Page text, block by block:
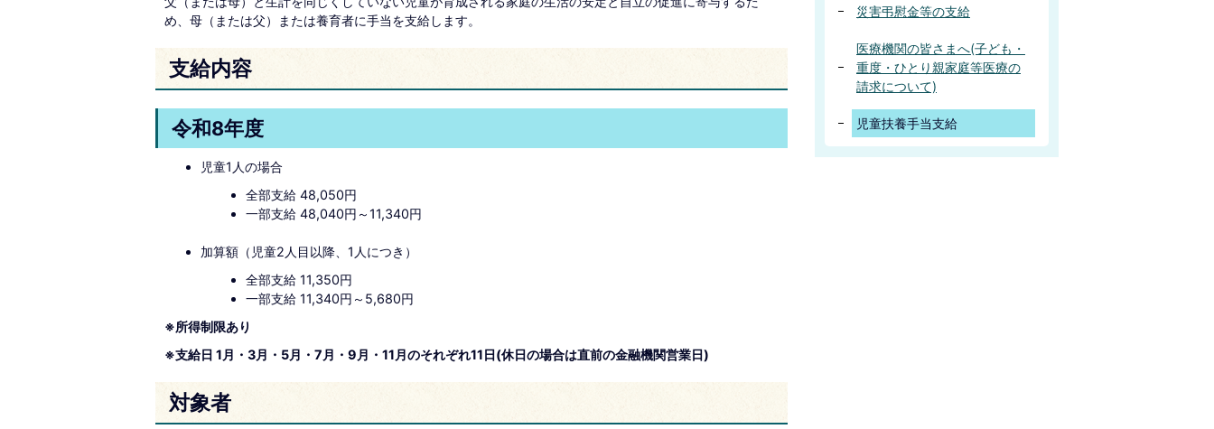
め、母（または父）または養育者に手当を支給します。
支給内容
令和8年度
児童1人の場合
全部支給 48,050円
一部支給 48,040円～11,340円
加算額（児童2人目以降、1人につき）
全部支給 11,350円
一部支給 11,340円～5,680円
※所得制限あり
※支給日 1月・3月・5月・7月・9月・11月のそれぞれ11日(休日の場合は直前の金融機関営業日)
対象者
災害弔慰金等の支給
医療機関の皆さまへ(子ども・
重度・ひとり親家庭等医療の
請求について)
児童扶養手当支給